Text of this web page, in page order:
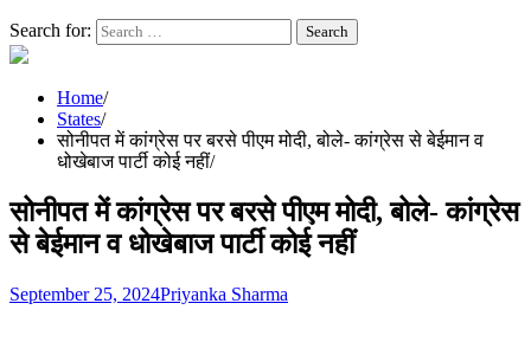
Search for:
Home
States
सोनीपत में कांग्रेस पर बरसे पीएम मोदी, बोले- कांग्रेस से बेईमान व
धोखेबाज पार्टी कोई नहीं
सोनीपत में कांग्रेस पर बरसे पीएम मोदी, बोले- कांग्रेस
से बेईमान व धोखेबाज पार्टी कोई नहीं
September 25, 2024Priyanka Sharma